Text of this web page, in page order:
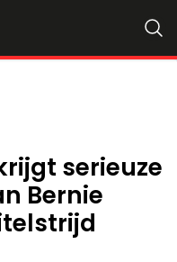
serieuze
Bernie